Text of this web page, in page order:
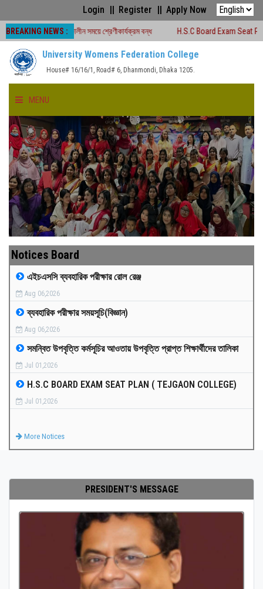
Login Register Apply Now
BREAKING NEWS :
চলাকালীন সময়ে শ্রেণীকার্যক্রম বন্ধ H.S.C Board Exam Seat Plan (
University Womens Federation College
House# 16/16/1, Road# 6, Dhanmondi, Dhaka 1205.
MENU
HOME
ABOUT US
FACULTIES
ACADEMICS
GALLERY
MEDIA
PAYMENT
CO-CURRICULUM
RESULTS
Notices Board
এইচএসসি ব্যবহারিক পরীক্ষার রোল রেঞ্জ
Aug 06,2026
ব্যবহারিক পরীক্ষার সময়সূচি(বিজ্ঞান)
Aug 06,2026
সমন্বিত উপবৃত্তি কর্মসূচির আওতায় উপবৃত্তি প্রাপ্ত শিক্ষার্থীদের তালিকা
Jul 01,2026
H.S.C BOARD EXAM SEAT PLAN ( TEJGAON COLLEGE)
Jul 01,2026
More Notices
PRESIDENT'S MESSAGE